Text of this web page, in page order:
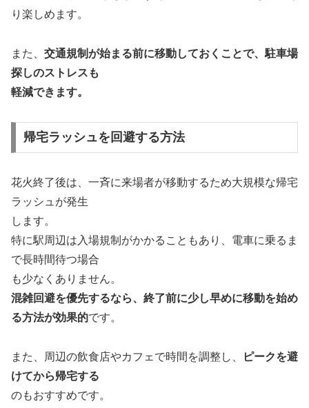
り楽しめます。
また、 交通規制が始まる前に移動しておくことで、駐車場
探しのストレスも
軽減できます。
帰宅ラッシュを回避する方法
花火終了後は、一斉に来場者が移動するため大規模な帰宅
ラッシュが発生
します。
特に駅周辺は入場規制がかかることもあり、電車に乗るま
で長時間待つ場合
も少なくありません。
混雑回避を優先するなら、終了前に少し早めに移動を始め
る方法が効果的です。
また、周辺の飲食店やカフェで時間を調整し、
ピークを避
けてから帰宅する
のもおすすめです。